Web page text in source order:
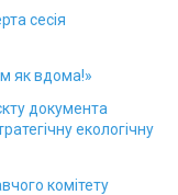
сесія
як вдома!»
документа
екологічну
комітету